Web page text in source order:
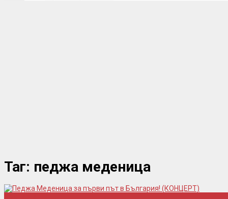
Таг: педжа меденица